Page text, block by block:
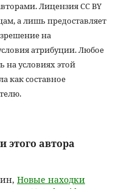
Лицензия CC BY
а лишь предоставляет
на
атрибуции. Любое
на условиях этой
как составное
этого автора
Новые находки